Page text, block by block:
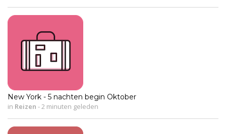
New York - 5 nachten begin Oktober
in Reizen -2 minuten geleden